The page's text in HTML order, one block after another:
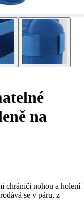
na
chrániči nohou a holení
se v páru, z